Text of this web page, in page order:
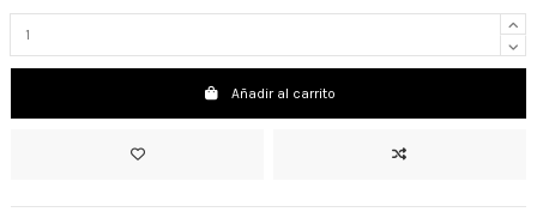
Añadir al carrito